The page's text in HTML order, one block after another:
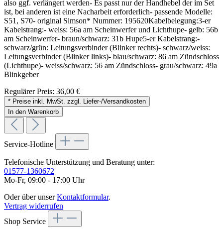
also ggf. verlängert werden- Es passt nur der Handhebel der im Set
ist, bei anderen ist eine Nacharbeit erforderlich- passende Modelle:
S51, S70- original Simson* Nummer: 195620Kabelbelegung:3-er
Kabelstrang:- weiss: 56a am Scheinwerfer und Lichthupe- gelb: 56b
am Scheinwerfer- braun/schwarz: 31b Hupe5-er Kabelstrang:-
schwarz/grün: Leitungsverbinder (Blinker rechts)- schwarz/weiss:
Leitungsverbinder (Blinker links)- blau/schwarz: 86 am Zündschloss
(Lichthupe)- weiss/schwarz: 56 am Zündschloss- grau/schwarz: 49a
Blinkgeber
Regulärer Preis: 36,00 €
* Preise inkl. MwSt. zzgl. Liefer-/Versandkosten
In den Warenkorb
Service-Hotline
Telefonische Unterstützung und Beratung unter:
01577-1360672
Mo-Fr, 09:00 - 17:00 Uhr
Oder über unserKontaktformular.
Vertrag widerrufen
Shop Service